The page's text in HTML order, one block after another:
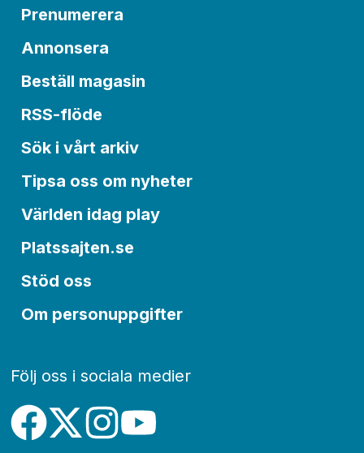
Prenumerera
Annonsera
Beställ magasin
RSS-flöde
Sök i vårt arkiv
Tipsa oss om nyheter
Världen idag play
Platssajten.se
Stöd oss
Om personuppgifter
Följ oss i sociala medier